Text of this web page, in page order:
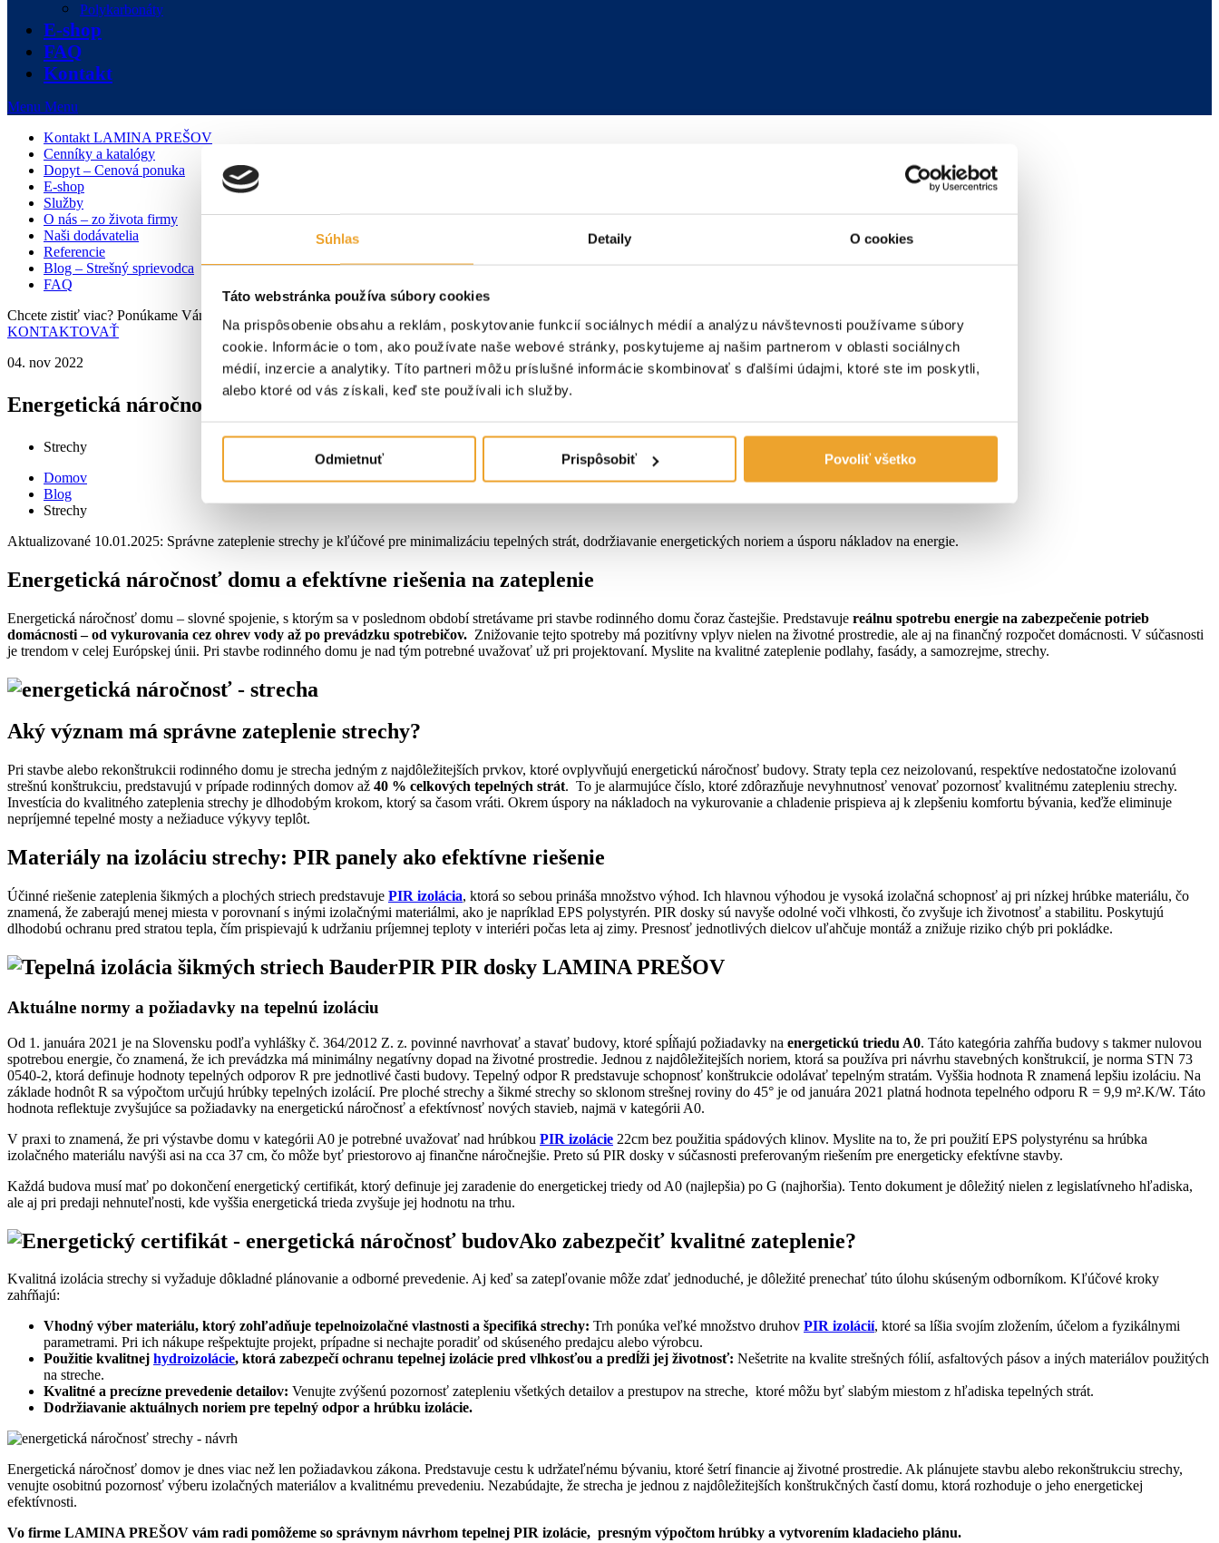
Súhlas Detaily O cookies
Táto webstránka používa súbory cookies
Na prispôsobenie obsahu a reklám, poskytovanie funkcií sociálnych médií a analýzu návštevnosti používame súbory
cookie. Informácie o tom, ako používate naše webové stránky, poskytujeme aj našim partnerom v oblasti sociálnych
médií, inzercie a analytiky. Títo partneri môžu príslušné informácie skombinovať s ďalšími údajmi, ktoré ste im poskytli,
alebo ktoré od vás získali, keď ste používali ich služby.
Odmietnuť Prispôsobiť Povoliť všetko
Polykarbonáty
E-shop
FAQ
Kontakt
Menu Menu
Kontakt LAMINA PREŠOV
Cenníky a katalógy
Dopyt – Cenová ponuka
E-shop
Služby
O nás – zo života firmy
Naši dodávatelia
Referencie
Blog – Strešný sprievodca
FAQ
Chcete zistiť viac? Ponúkame Vám individuálnu konzultáciu zdarma
KONTAKTOVAŤ
04. nov 2022
Energetická náročnosť domu
Strechy
Domov
Blog
Strechy
Aktualizované 10.01.2025: Správne zateplenie strechy je kľúčové pre minimalizáciu tepelných strát, dodržiavanie energetických noriem a úsporu nákladov na energie.
Energetická náročnosť domu a efektívne riešenia na zateplenie
Energetická náročnosť domu – slovné spojenie, s ktorým sa v poslednom období stretávame pri stavbe rodinného domu čoraz častejšie. Predstavuje reálnu spotrebu energie na zabezpečenie potrieb
domácnosti – od vykurovania cez ohrev vody až po prevádzku spotrebičov. Znižovanie tejto spotreby má pozitívny vplyv nielen na životné prostredie, ale aj na finančný rozpočet domácnosti. V súčasnosti
je trendom v celej Európskej únii. Pri stavbe rodinného domu je nad tým potrebné uvažovať už pri projektovaní. Myslite na kvalitné zateplenie podlahy, fasády, a samozrejme, strechy.
Aký význam má správne zateplenie strechy?
Pri stavbe alebo rekonštrukcii rodinného domu je strecha jedným z najdôležitejších prvkov, ktoré ovplyvňujú energetickú náročnosť budovy. Straty tepla cez neizolovanú, respektíve nedostatočne izolovanú
strešnú konštrukciu, predstavujú v prípade rodinných domov až 40 % celkových tepelných strát. To je alarmujúce číslo, ktoré zdôrazňuje nevyhnutnosť venovať pozornosť kvalitnému zatepleniu strechy.
Investícia do kvalitného zateplenia strechy je dlhodobým krokom, ktorý sa časom vráti. Okrem úspory na nákladoch na vykurovanie a chladenie prispieva aj k zlepšeniu komfortu bývania, keďže eliminuje
nepríjemné tepelné mosty a nežiaduce výkyvy teplôt.
Materiály na izoláciu strechy: PIR panely ako efektívne riešenie
Účinné riešenie zateplenia šikmých a plochých striech predstavuje PIR izolácia, ktorá so sebou prináša množstvo výhod. Ich hlavnou výhodou je vysoká izolačná schopnosť aj pri nízkej hrúbke materiálu, čo
znamená, že zaberajú menej miesta v porovnaní s inými izolačnými materiálmi, ako je napríklad EPS polystyrén. PIR dosky sú navyše odolné voči vlhkosti, čo zvyšuje ich životnosť a stabilitu. Poskytujú
dlhodobú ochranu pred stratou tepla, čím prispievajú k udržaniu príjemnej teploty v interiéri počas leta aj zimy. Presnosť jednotlivých dielcov uľahčuje montáž a znižuje riziko chýb pri pokládke.
Aktuálne normy a požiadavky na tepelnú izoláciu
Od 1. januára 2021 je na Slovensku podľa vyhlášky č. 364/2012 Z. z. povinné navrhovať a stavať budovy, ktoré spĺňajú požiadavky na energetickú triedu A0. Táto kategória zahŕňa budovy s takmer nulovou
spotrebou energie, čo znamená, že ich prevádzka má minimálny negatívny dopad na životné prostredie. Jednou z najdôležitejších noriem, ktorá sa používa pri návrhu stavebných konštrukcií, je norma STN 73
0540-2, ktorá definuje hodnoty tepelných odporov R pre jednotlivé časti budovy. Tepelný odpor R predstavuje schopnosť konštrukcie odolávať tepelným stratám. Vyššia hodnota R znamená lepšiu izoláciu. Na
základe hodnôt R sa výpočtom určujú hrúbky tepelných izolácií. Pre ploché strechy a šikmé strechy so sklonom strešnej roviny do 45° je od januára 2021 platná hodnota tepelného odporu R = 9,9 m².K/W. Táto
hodnota reflektuje zvyšujúce sa požiadavky na energetickú náročnosť a efektívnosť nových stavieb, najmä v kategórii A0.
V praxi to znamená, že pri výstavbe domu v kategórii A0 je potrebné uvažovať nad hrúbkou PIR izolácie 22cm bez použitia spádových klinov. Myslite na to, že pri použití EPS polystyrénu sa hrúbka
izolačného materiálu navýši asi na cca 37 cm, čo môže byť priestorovo aj finančne náročnejšie. Preto sú PIR dosky v súčasnosti preferovaným riešením pre energeticky efektívne stavby.
Každá budova musí mať po dokončení energetický certifikát, ktorý definuje jej zaradenie do energetickej triedy od A0 (najlepšia) po G (najhoršia). Tento dokument je dôležitý nielen z legislatívneho hľadiska,
ale aj pri predaji nehnuteľnosti, kde vyššia energetická trieda zvyšuje jej hodnotu na trhu.
Ako zabezpečiť kvalitné zateplenie?
Kvalitná izolácia strechy si vyžaduje dôkladné plánovanie a odborné prevedenie. Aj keď sa zatepľovanie môže zdať jednoduché, je dôležité prenechať túto úlohu skúseným odborníkom. Kľúčové kroky
zahŕňajú:
Vhodný výber materiálu, ktorý zohľadňuje tepelnoizolačné vlastnosti a špecifiká strechy: Trh ponúka veľké množstvo druhov PIR izolácií, ktoré sa líšia svojím zložením, účelom a fyzikálnymi
parametrami. Pri ich nákupe rešpektujte projekt, prípadne si nechajte poradiť od skúseného predajcu alebo výrobcu.
Použitie kvalitnej hydroizolácie, ktorá zabezpečí ochranu tepelnej izolácie pred vlhkosťou a predĺži jej životnosť: Nešetrite na kvalite strešných fólií, asfaltových pásov a iných materiálov použitých
na streche.
Kvalitné a precízne prevedenie detailov: Venujte zvýšenú pozornosť zatepleniu všetkých detailov a prestupov na streche, ktoré môžu byť slabým miestom z hľadiska tepelných strát.
Dodržiavanie aktuálnych noriem pre tepelný odpor a hrúbku izolácie.
Energetická náročnosť domov je dnes viac než len požiadavkou zákona. Predstavuje cestu k udržateľnému bývaniu, ktoré šetrí financie aj životné prostredie. Ak plánujete stavbu alebo rekonštrukciu strechy,
venujte osobitnú pozornosť výberu izolačných materiálov a kvalitnému prevedeniu. Nezabúdajte, že strecha je jednou z najdôležitejších konštrukčných častí domu, ktorá rozhoduje o jeho energetickej
efektívnosti.
Vo firme LAMINA PREŠOV vám radi pomôžeme so správnym návrhom tepelnej PIR izolácie, presným výpočtom hrúbky a vytvorením kladacieho plánu.